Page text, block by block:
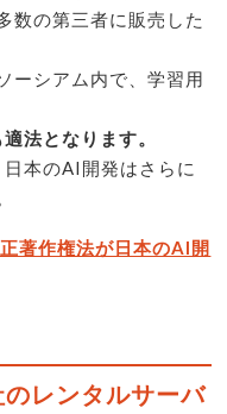
数の第三者に販売した
ーシアム内で、学習用
法となります。
本のAI開発はさらに
著作権法が日本のAI開
レンタルサーバ